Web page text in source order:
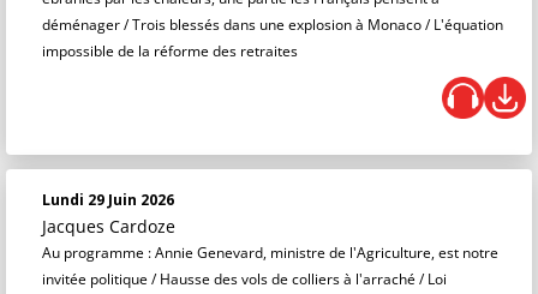
déménager / Trois blessés dans une explosion à Monaco / L'équation
impossible de la réforme des retraites
Lundi 29 Juin 2026
Jacques Cardoze
Au programme : Annie Genevard, ministre de l'Agriculture, est notre
invitée politique / Hausse des vols de colliers à l'arraché / Loi